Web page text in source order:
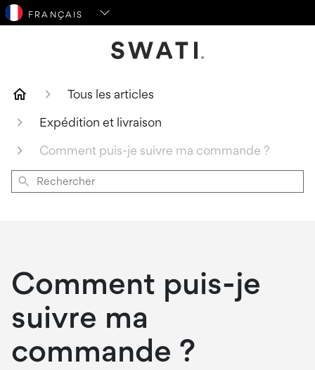
Tous les articles
Expédition et livraison
Comment puis-je suivre ma commande ?
Rechercher
Comment puis-je
suivre ma
commande ?